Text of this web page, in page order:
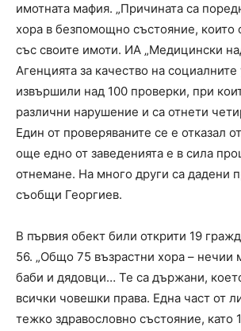
имотната мафия. „Причината са
хора в безпомощно състояние, които
със своите имоти. ИА „Медицински
Агенцията за качество на социалните
извършили над 100 проверки, при
различни нарушение и са отнети
Един от проверяваните се е отказал
още едно от заведенията е в сила
отнемане. На много други са дадени
съобщи Георгиев.
В първия обект били открити 19
56. „Общо 75 възрастни хора – нечии
баби и дядовци… Те са държани,
всички човешки права. Една част от
тежко здравословно състояние, като